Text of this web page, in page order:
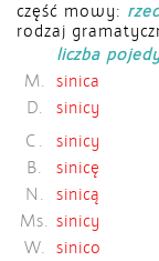
część mowy:
rodzaj
liczba
M.
sinica
D.
sinicy
C.
sinicy
B.
sinicę
N.
sinicą
Ms. sinicy
W.
sinico